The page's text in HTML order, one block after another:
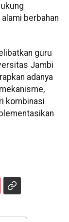
berbahan
guru
Jambi
adanya
kombinasi